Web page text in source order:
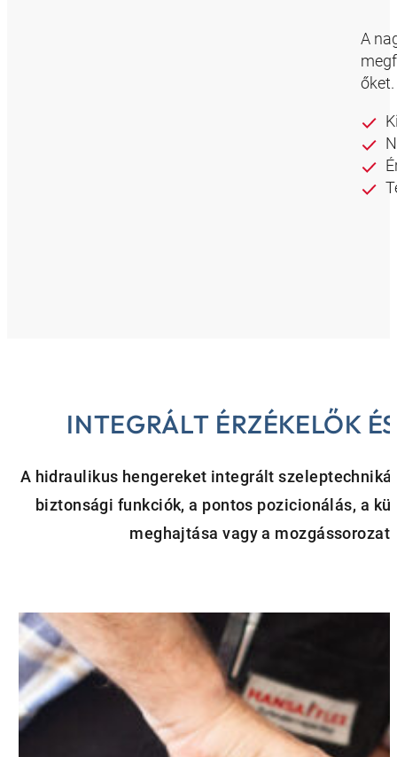
A
őket.
INTEGRÁLT ÉRZÉKELŐK
A hidraulikus hengereket integrált
biztonsági funkciók, a pontos pozicionálás, a
meghajtása vagy a